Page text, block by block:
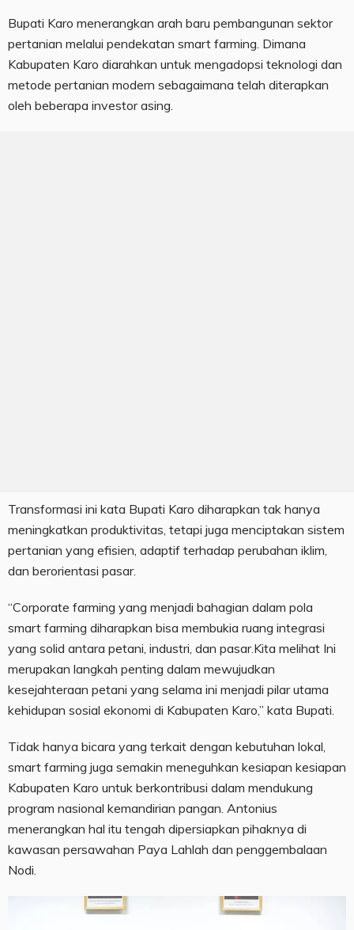
Bupati Karo menerangkan arah baru pembangunan sektor
pertanian melalui pendekatan smart farming. Dimana
Kabupaten Karo diarahkan untuk mengadopsi teknologi dan
metode pertanian modern sebagaimana telah diterapkan
oleh beberapa investor asing.
Transformasi ini kata Bupati Karo diharapkan tak hanya
meningkatkan produktivitas, tetapi juga menciptakan sistem
pertanian yang efisien, adaptif terhadap perubahan iklim,
dan berorientasi pasar.
“Corporate farming yang menjadi bahagian dalam pola
smart farming diharapkan bisa membukia ruang integrasi
yang solid antara petani, industri, dan pasar.Kita melihat Ini
merupakan langkah penting dalam mewujudkan
kesejahteraan petani yang selama ini menjadi pilar utama
kehidupan sosial ekonomi di Kabupaten Karo,” kata Bupati.
Tidak hanya bicara yang terkait dengan kebutuhan lokal,
smart farming juga semakin meneguhkan kesiapan kesiapan
Kabupaten Karo untuk berkontribusi dalam mendukung
program nasional kemandirian pangan. Antonius
menerangkan hal itu tengah dipersiapkan pihaknya di
kawasan persawahan Paya Lahlah dan penggembalaan
Nodi.